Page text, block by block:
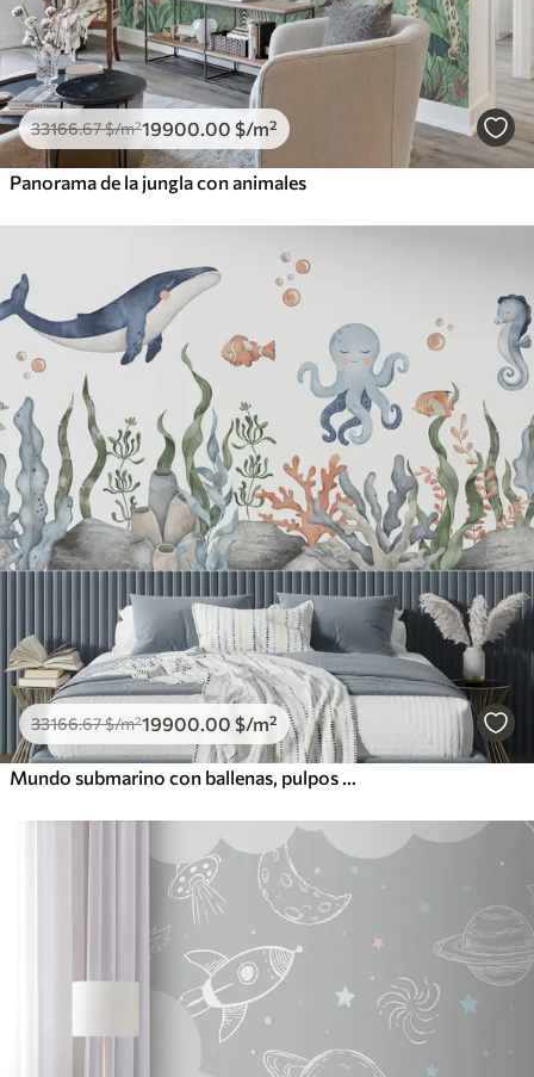
33166.67$/m²19900 .00 $/m²
Panorama de la jungla con animales
33166.67$/m²19900 .00 $/m²